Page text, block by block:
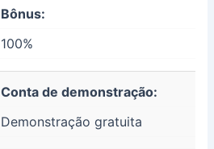
Bônus:
100%
Conta de demonstração:
Demonstração gratuita